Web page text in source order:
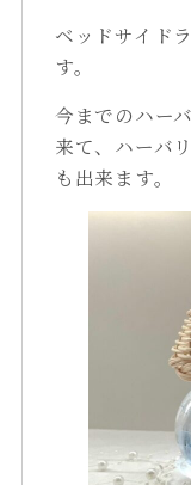
ベッドサイド
す。
今までのハー
来て、ハーバ
も出来ます。